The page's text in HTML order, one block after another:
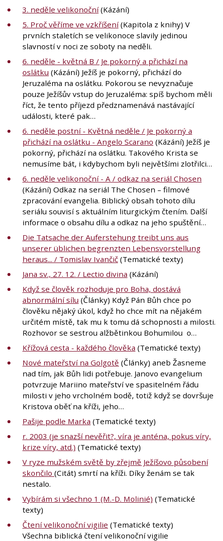
3. neděle velikonoční(Kázání)
5. Proč věříme ve vzkříšení(Kapitola z knihy) V
prvních staletích se velikonoce slavily jedinou
slavností v noci ze soboty na neděli.
6. neděle - květná B / Je pokorný a přichází na
oslátku (Kázání) Ježíš je pokorný, přichází do
Jeruzaléma na oslátku. Pokorou se nevyznačuje
pouze Ježíšův vstup do Jeruzaléma: spíš bychom měli
říct, že tento příjezd předznamenává nastávající
události, které pak…
6. neděle postní - Květná neděle / Je pokorný a
přichází na oslátku - Angelo Scarano (Kázání) Ježíš je
pokorný, přichází na oslátku. Takového Krista se
nemusíme bát, i kdybychom byli největšími zlotřilci…
6. neděle velikonoční - A / odkaz na seriál Chosen
(Kázání) Odkaz na seriál The Chosen – filmové
zpracování evangelia. Biblický obsah tohoto dílu
seriálu souvisí s aktuálním liturgickým čtením. Další
informace o obsahu dílu a odkaz na jeho spuštění…
Die Tatsache der Auferstehung treibt uns aus
unserer üblichen begrenzten Lebensvorstellung
heraus... / Tomislav Ivančič (Tematické texty)
Jana sv., 27. 12. / Lectio divina (Kázání)
Když se člověk rozhoduje pro Boha, dostává
abnormální sílu (Články) Když Pán Bůh chce po
člověku nějaký úkol, když ho chce mít na nějakém
určitém místě, tak mu k tomu dá schopnosti a milosti.
Rozhovor se sestrou alžbětinkou Bohumilou o…
Křížová cesta - každého člověka (Tematické texty)
Nové mateřství na Golgotě (Články) aneb Žasneme
nad tím, jak Bůh lidi potřebuje. Janovo evangelium
potvrzuje Mariino mateřství ve spasitelném řádu
milosti v jeho vrcholném bodě, totiž když se dovršuje
Kristova oběť na kříži, jeho…
Pašije podle Marka (Tematické texty)
r. 2003 (je snazší nevěřit?, víra je anténa, pokus víry,
krize víry, atd.) (Tematické texty)
V ryze mužském světě by zřejmě Ježíšovo působení
skončilo (Citát) smrtí na kříži. Díky ženám se tak
nestalo.
Vybírám si všechno 1 (M.-D. Molinié) (Tematické
texty)
Čtení velikonoční vigilie (Tematické texty)
Všechna biblická čtení velikonoční vigilie